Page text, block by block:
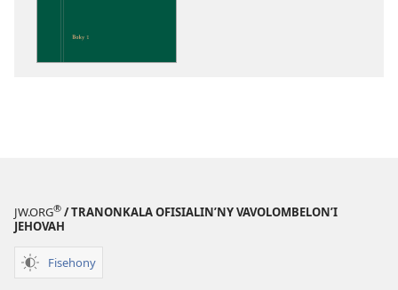
JW.ORG® / TRANONKALA OFISIALIN’NY VAVOLOMBELON’I
JEHOVAH
Fisehony